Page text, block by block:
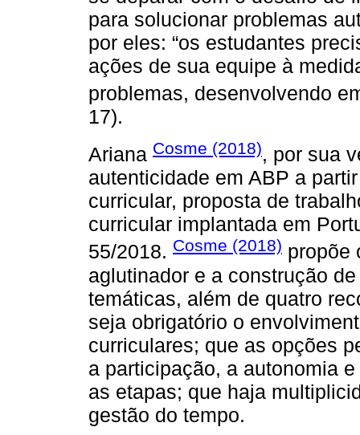
para solucionar problemas
por eles: “os estudantes
ações de sua equipe à
problemas, desenvolvendo
17).
Ariana Cosme (2018), por sua
autenticidade em ABP a
curricular, proposta de
curricular implantada em
55/2018. Cosme (2018) propõe
aglutinador e a construção
temáticas, além de quatro
seja obrigatório o
curriculares; que as opções
a participação, a autonomia
as etapas; que haja
gestão do tempo.